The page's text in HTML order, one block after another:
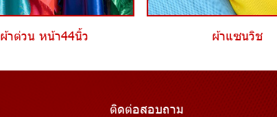
ผ้าต่วน หน้า44นิ้ว ผ้าแซนวิช
ติดต่อสอบถาม